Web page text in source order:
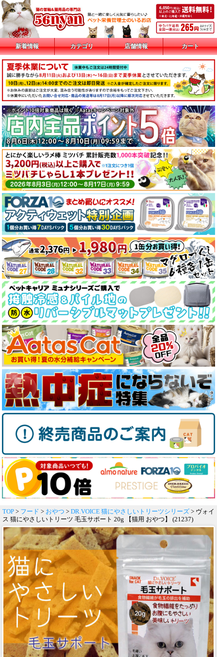
新着情報 カテゴリ 店舗情報 カート
TOP > フード > おやつ > DR.VOICE 猫にやさしいトリーツシリーズ > ヴォイ
ス 猫にやさしいトリーツ 毛玉サポート 20g 【猫用 おやつ】 (21237)